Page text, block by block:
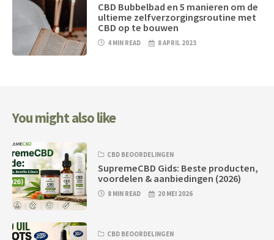
CBD Bubbelbad en 5 manieren om de
ultieme zelfverzorgingsroutine met
CBD op te bouwen
4 MIN READ 8 APRIL 2023
You might also like
CBD BEOORDELINGEN
SupremeCBD Gids: Beste producten,
voordelen & aanbiedingen (2026)
8 MIN READ 20 MEI 2026
CBD BEOORDELINGEN